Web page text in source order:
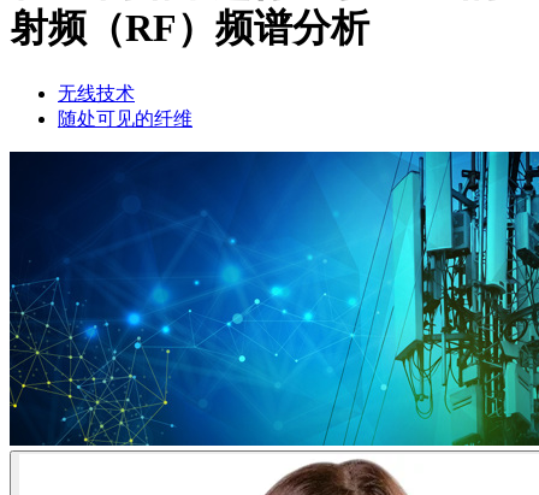
决
如
何
购
买
资
联
射频（RF）频谱分析
无线技术
随处可见的纤维